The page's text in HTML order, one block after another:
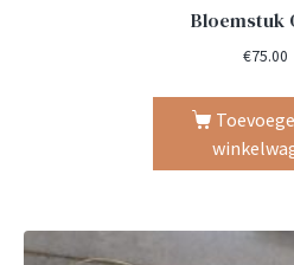
Bloemstuk
€75.00